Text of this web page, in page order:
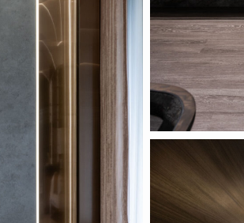
Proposal
_pic_1_10